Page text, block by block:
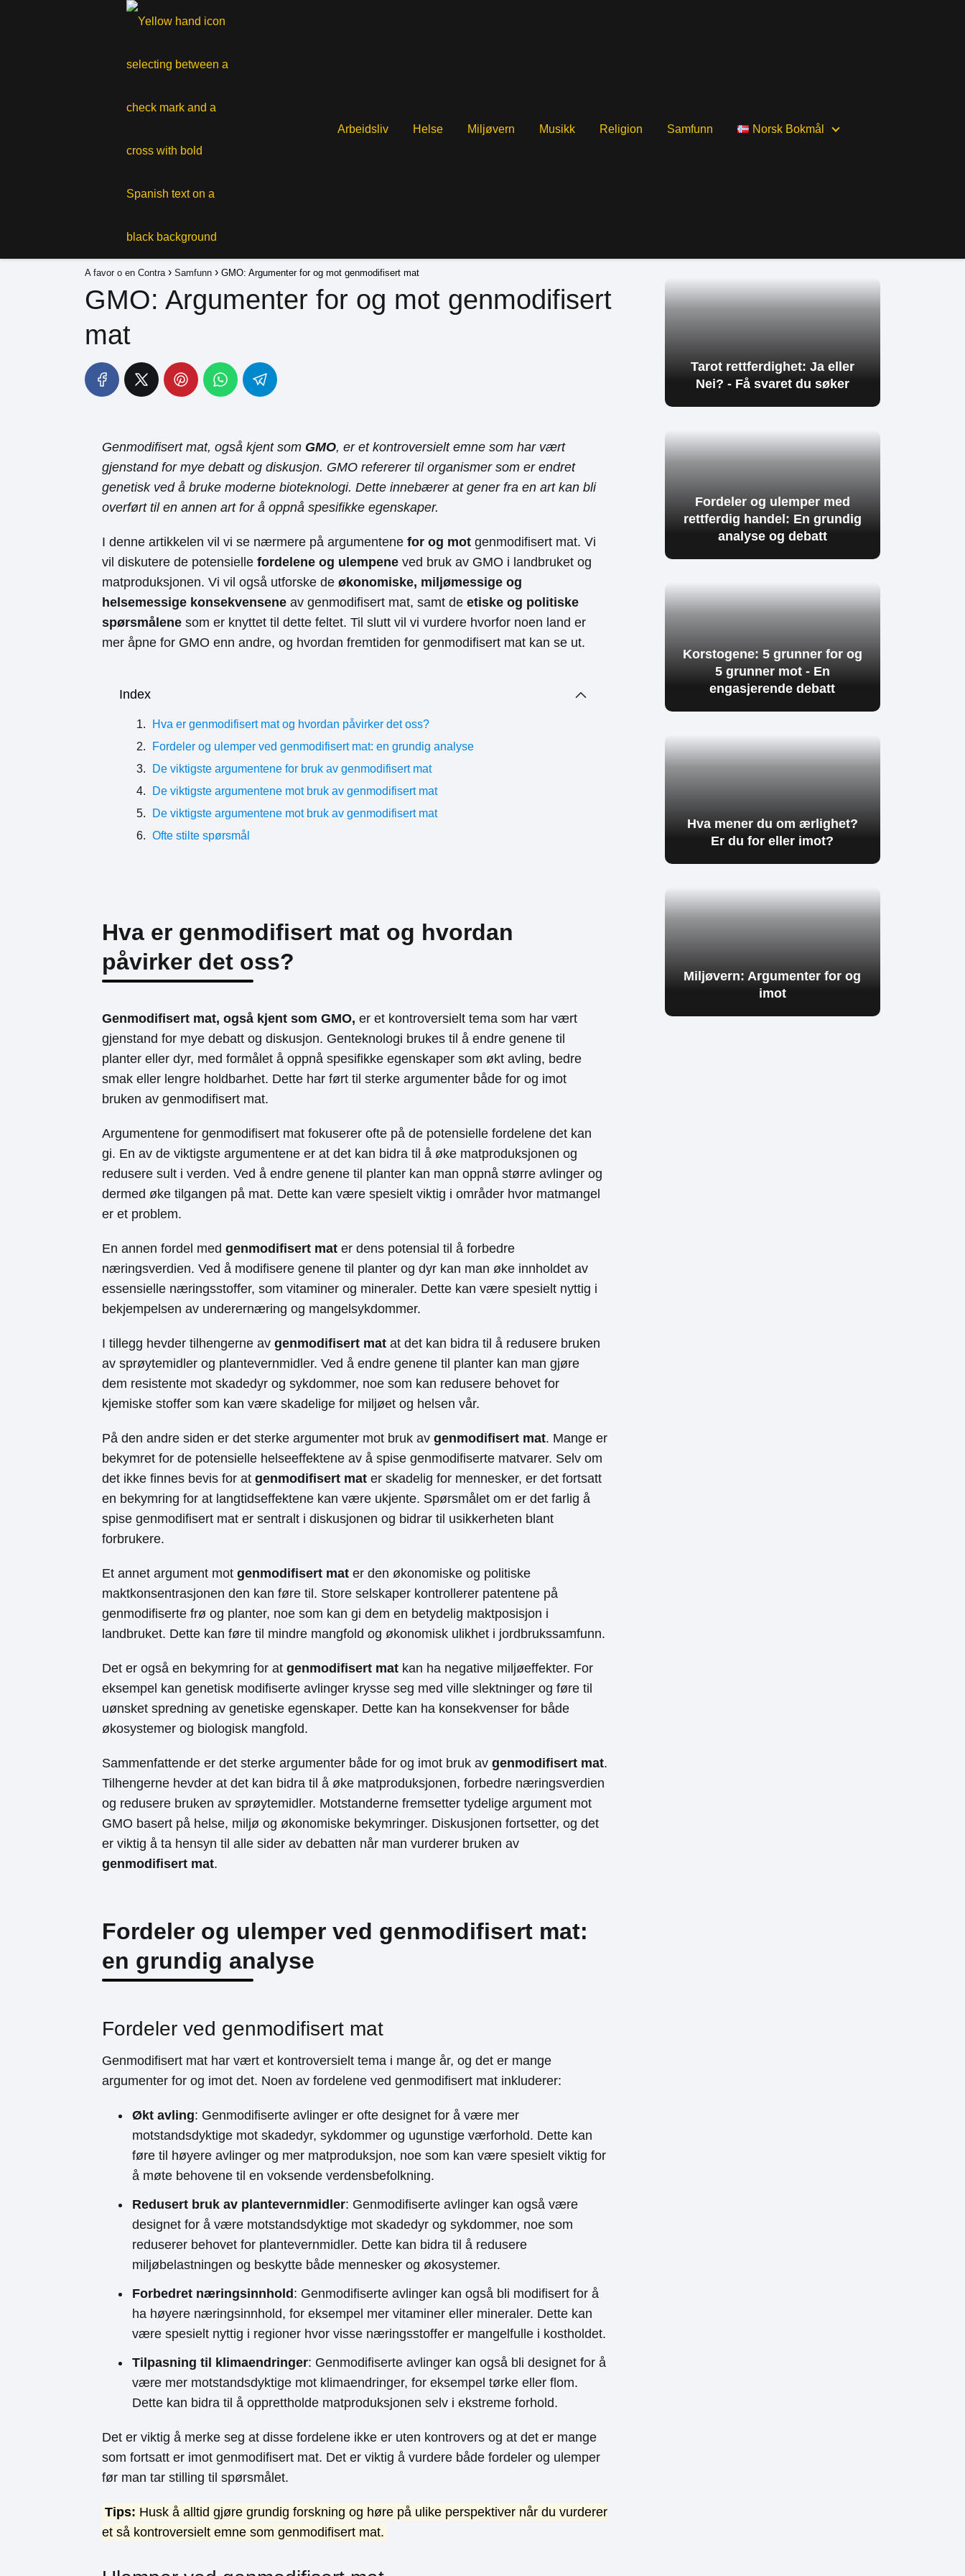
Arbeidsliv Helse Miljøvern Musikk Religion Samfunn Norsk Bokmål
A favor o en Contra Samfunn GMO: Argumenter for og mot genmodifisert mat
GMO: Argumenter for og mot genmodifisert
mat
Genmodifisert mat, også kjent som GMO, er et kontroversielt emne som har vært
gjenstand for mye debatt og diskusjon. GMO refererer til organismer som er endret
genetisk ved å bruke moderne bioteknologi. Dette innebærer at gener fra en art kan bli
overført til en annen art for å oppnå spesifikke egenskaper.
I denne artikkelen vil vi se nærmere på argumentene for og mot genmodifisert mat. Vi
vil diskutere de potensielle fordelene og ulempene ved bruk av GMO i landbruket og
matproduksjonen. Vi vil også utforske de økonomiske, miljømessige og
helsemessige konsekvensene av genmodifisert mat, samt de etiske og politiske
spørsmålene som er knyttet til dette feltet. Til slutt vil vi vurdere hvorfor noen land er
mer åpne for GMO enn andre, og hvordan fremtiden for genmodifisert mat kan se ut.
Index
Hva er genmodifisert mat og hvordan påvirker det oss?
Fordeler og ulemper ved genmodifisert mat: en grundig analyse
De viktigste argumentene for bruk av genmodifisert mat
De viktigste argumentene mot bruk av genmodifisert mat
De viktigste argumentene mot bruk av genmodifisert mat
Ofte stilte spørsmål
Hva er genmodifisert mat og hvordan
påvirker det oss?
Genmodifisert mat, også kjent som GMO, er et kontroversielt tema som har vært
gjenstand for mye debatt og diskusjon. Genteknologi brukes til å endre genene til
planter eller dyr, med formålet å oppnå spesifikke egenskaper som økt avling, bedre
smak eller lengre holdbarhet. Dette har ført til sterke argumenter både for og imot
bruken av genmodifisert mat.
Argumentene for genmodifisert mat fokuserer ofte på de potensielle fordelene det kan
gi. En av de viktigste argumentene er at det kan bidra til å øke matproduksjonen og
redusere sult i verden. Ved å endre genene til planter kan man oppnå større avlinger og
dermed øke tilgangen på mat. Dette kan være spesielt viktig i områder hvor matmangel
er et problem.
En annen fordel med genmodifisert mat er dens potensial til å forbedre
næringsverdien. Ved å modifisere genene til planter og dyr kan man øke innholdet av
essensielle næringsstoffer, som vitaminer og mineraler. Dette kan være spesielt nyttig i
bekjempelsen av underernæring og mangelsykdommer.
I tillegg hevder tilhengerne av genmodifisert mat at det kan bidra til å redusere bruken
av sprøytemidler og plantevernmidler. Ved å endre genene til planter kan man gjøre
dem resistente mot skadedyr og sykdommer, noe som kan redusere behovet for
kjemiske stoffer som kan være skadelige for miljøet og helsen vår.
På den andre siden er det sterke argumenter mot bruk av genmodifisert mat. Mange er
bekymret for de potensielle helseeffektene av å spise genmodifiserte matvarer. Selv om
det ikke finnes bevis for at genmodifisert mat er skadelig for mennesker, er det fortsatt
en bekymring for at langtidseffektene kan være ukjente. Spørsmålet om er det farlig å
spise genmodifisert mat er sentralt i diskusjonen og bidrar til usikkerheten blant
forbrukere.
Et annet argument mot genmodifisert mat er den økonomiske og politiske
maktkonsentrasjonen den kan føre til. Store selskaper kontrollerer patentene på
genmodifiserte frø og planter, noe som kan gi dem en betydelig maktposisjon i
landbruket. Dette kan føre til mindre mangfold og økonomisk ulikhet i jordbrukssamfunn.
Det er også en bekymring for at genmodifisert mat kan ha negative miljøeffekter. For
eksempel kan genetisk modifiserte avlinger krysse seg med ville slektninger og føre til
uønsket spredning av genetiske egenskaper. Dette kan ha konsekvenser for både
økosystemer og biologisk mangfold.
Sammenfattende er det sterke argumenter både for og imot bruk av genmodifisert mat.
Tilhengerne hevder at det kan bidra til å øke matproduksjonen, forbedre næringsverdien
og redusere bruken av sprøytemidler. Motstanderne fremsetter tydelige argument mot
GMO basert på helse, miljø og økonomiske bekymringer. Diskusjonen fortsetter, og det
er viktig å ta hensyn til alle sider av debatten når man vurderer bruken av
genmodifisert mat.
Fordeler og ulemper ved genmodifisert mat:
en grundig analyse
Fordeler ved genmodifisert mat
Genmodifisert mat har vært et kontroversielt tema i mange år, og det er mange
argumenter for og imot det. Noen av fordelene ved genmodifisert mat inkluderer:
Økt avling: Genmodifiserte avlinger er ofte designet for å være mer
motstandsdyktige mot skadedyr, sykdommer og ugunstige værforhold. Dette kan
føre til høyere avlinger og mer matproduksjon, noe som kan være spesielt viktig for
å møte behovene til en voksende verdensbefolkning.
Redusert bruk av plantevernmidler: Genmodifiserte avlinger kan også være
designet for å være motstandsdyktige mot skadedyr og sykdommer, noe som
reduserer behovet for plantevernmidler. Dette kan bidra til å redusere
miljøbelastningen og beskytte både mennesker og økosystemer.
Forbedret næringsinnhold : Genmodifiserte avlinger kan også bli modifisert for å
ha høyere næringsinnhold, for eksempel mer vitaminer eller mineraler. Dette kan
være spesielt nyttig i regioner hvor visse næringsstoffer er mangelfulle i kostholdet.
Tilpasning til klimaendringer: Genmodifiserte avlinger kan også bli designet for å
være mer motstandsdyktige mot klimaendringer, for eksempel tørke eller flom.
Dette kan bidra til å opprettholde matproduksjonen selv i ekstreme forhold.
Det er viktig å merke seg at disse fordelene ikke er uten kontrovers og at det er mange
som fortsatt er imot genmodifisert mat. Det er viktig å vurdere både fordeler og ulemper
før man tar stilling til spørsmålet.
Tips: Husk å alltid gjøre grundig forskning og høre på ulike perspektiver når du vurderer
et så kontroversielt emne som genmodifisert mat.
Tarot rettferdighet: Ja eller
Nei? - Få svaret du søker
Fordeler og ulemper med
rettferdig handel: En grundig
analyse og debatt
Korstogene: 5 grunner for og
5 grunner mot - En
engasjerende debatt
Hva mener du om ærlighet?
Er du for eller imot?
Miljøvern: Argumenter for og
imot
Loading ...